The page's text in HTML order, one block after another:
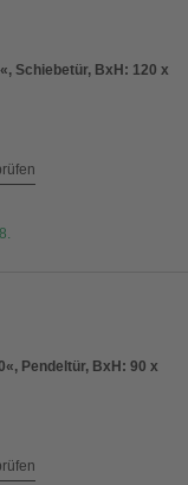
Schiebetür, BxH: 120 x
Pendeltür, BxH: 90 x